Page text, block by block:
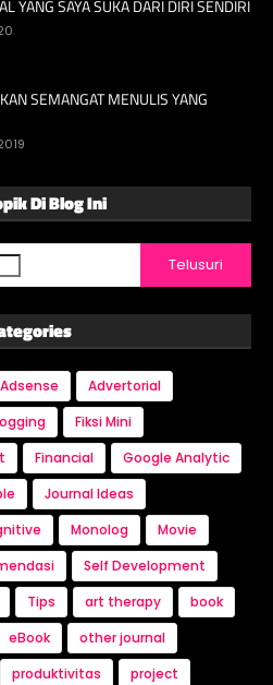
YANG SAYA SUKA DARI DIRI SENDIRI
SEMANGAT MENULIS YANG
Di Blog Ini
Adsense
Advertorial
Fiksi Mini
Financial
Google Analytic
Journal Ideas
Monolog
Movie
Self Development
Tips art therapy
book
eBook
other journal
produktivitas
project